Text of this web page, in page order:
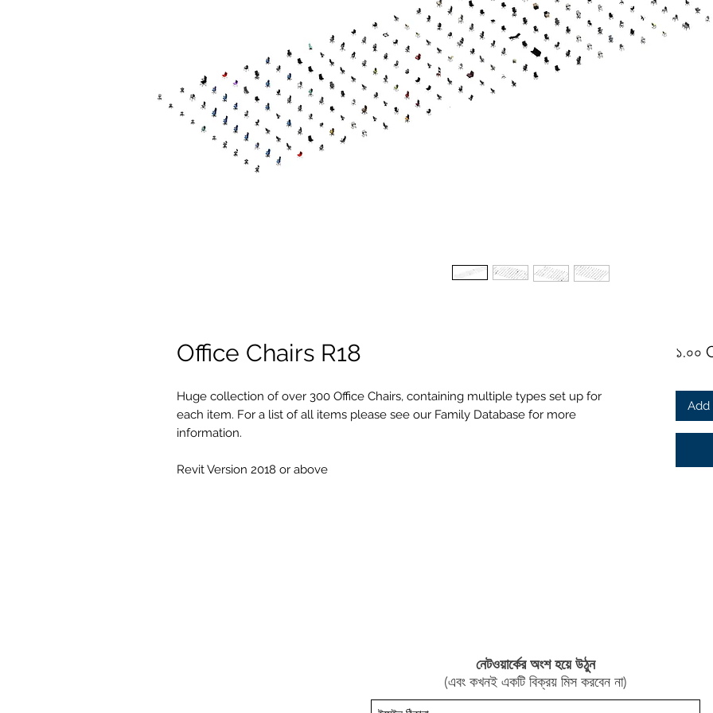
Office Chairs R18
Huge collection of over 300 Office Chairs, containing multiple types set up for
each item. For a list of all items please see our Family Database for more
information.
Revit Version 2018 or above
১.০০
Add
নেটওয়ার্কের অংশ হয়ে উঠুন
(এবং কখনই একটি বিক্রয় মিস করবেন না)